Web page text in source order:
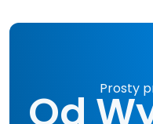
Prosty
Od